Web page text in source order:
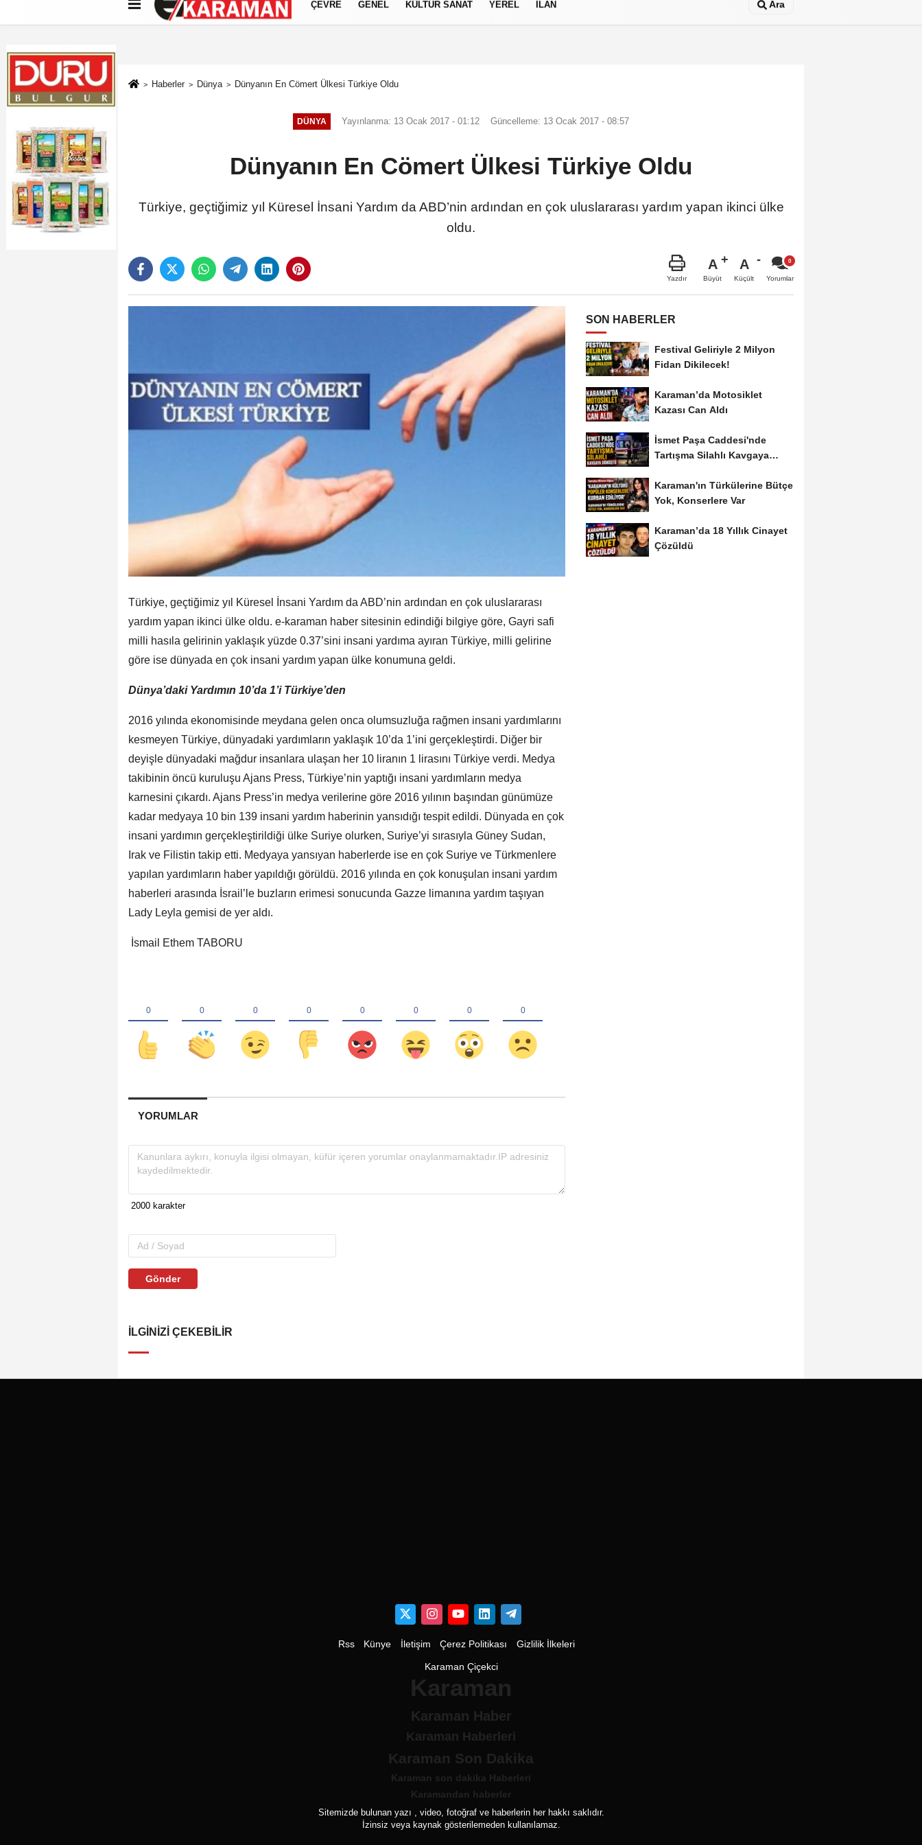
Künye İletişim Çerez Politikası Gizlilik İlkeleri
ÇEVRE GENEL KÜLTÜR SANAT YEREL İLAN Ara
Haberler Dünya Dünyanın En Cömert Ülkesi Türkiye Oldu
DÜNYA Yayınlanma: 13 Ocak 2017 - 01:12 Güncelleme: 13 Ocak 2017 - 08:57
Dünyanın En Cömert Ülkesi Türkiye Oldu
Türkiye, geçtiğimiz yıl Küresel İnsani Yardım da ABD’nin ardından en çok uluslararası yardım yapan ikinci ülke
oldu.
Yazdır
A
Büyüt
A
Küçült Yorumlar
Türkiye, geçtiğimiz yıl Küresel İnsani Yardım da ABD’nin ardından en çok uluslararası
yardım yapan ikinci ülke oldu. e-karaman haber sitesinin edindiği bilgiye göre, Gayri safi
milli hasıla gelirinin yaklaşık yüzde 0.37’sini insani yardıma ayıran Türkiye, milli gelirine
göre ise dünyada en çok insani yardım yapan ülke konumuna geldi.
Dünya’daki Yardımın 10’da 1’i Türkiye’den
2016 yılında ekonomisinde meydana gelen onca olumsuzluğa rağmen insani yardımlarını
kesmeyen Türkiye, dünyadaki yardımların yaklaşık 10’da 1’ini gerçekleştirdi. Diğer bir
deyişle dünyadaki mağdur insanlara ulaşan her 10 liranın 1 lirasını Türkiye verdi. Medya
takibinin öncü kuruluşu Ajans Press, Türkiye’nin yaptığı insani yardımların medya
karnesini çıkardı. Ajans Press’in medya verilerine göre 2016 yılının başından günümüze
kadar medyaya 10 bin 139 insani yardım haberinin yansıdığı tespit edildi. Dünyada en çok
insani yardımın gerçekleştirildiği ülke Suriye olurken, Suriye’yi sırasıyla Güney Sudan,
Irak ve Filistin takip etti. Medyaya yansıyan haberlerde ise en çok Suriye ve Türkmenlere
yapılan yardımların haber yapıldığı görüldü. 2016 yılında en çok konuşulan insani yardım
haberleri arasında İsrail’le buzların erimesi sonucunda Gazze limanına yardım taşıyan
Lady Leyla gemisi de yer aldı.
İsmail Ethem TABORU
YORUMLAR
Gönder
İLGINIZI ÇEKEBILIR
SON HABERLER
Festival Geliriyle 2 Milyon
Fidan Dikilecek!
Karaman’da Motosiklet
Kazası Can Aldı
İsmet Paşa Caddesi'nde
Tartışma Silahlı Kavgaya
Karaman'ın Türkülerine Bütçe
Yok, Konserlere Var
Karaman’da 18 Yıllık Cinayet
Çözüldü
Rss Künye İletişim Çerez Politikası Gizlilik İlkeleri
Karaman Çiçekci
Karaman
Karaman Haber
Karaman Haberleri
Karaman Son Dakika
Karaman son dakika Haberleri
Karamandan haberler
Sitemizde bulunan yazı , video, fotoğraf ve haberlerin her hakkı saklıdır.
İzinsiz veya kaynak gösterilemeden kullanılamaz.